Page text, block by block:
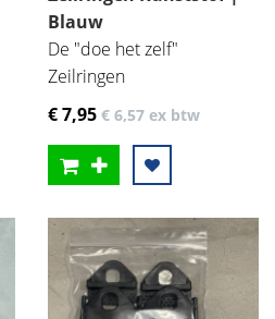
Blauw
De "doe het zelf"
Zeilringen
€ 7,95 € 6,57 ex btw